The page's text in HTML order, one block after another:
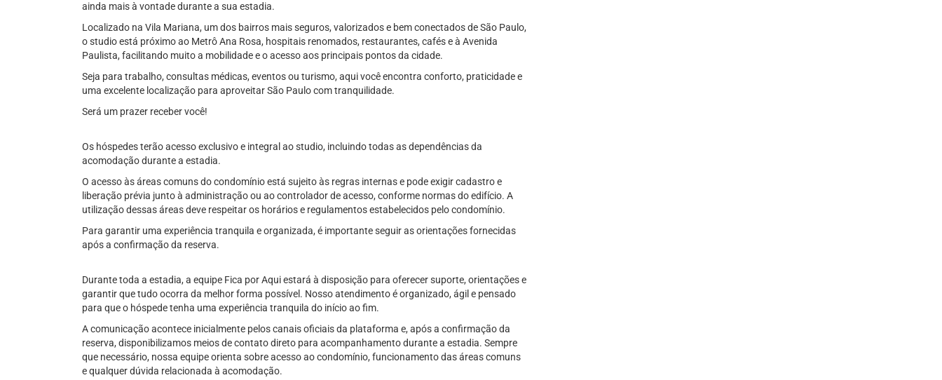
ainda mais à vontade durante a sua estadia.
Localizado na Vila Mariana, um dos bairros mais seguros, valorizados e bem conectados de São Paulo,
o studio está próximo ao Metrô Ana Rosa, hospitais renomados, restaurantes, cafés e à Avenida
Paulista, facilitando muito a mobilidade e o acesso aos principais pontos da cidade.
Seja para trabalho, consultas médicas, eventos ou turismo, aqui você encontra conforto, praticidade e
uma excelente localização para aproveitar São Paulo com tranquilidade.
Será um prazer receber você!
Os hóspedes terão acesso exclusivo e integral ao studio, incluindo todas as dependências da
acomodação durante a estadia.
O acesso às áreas comuns do condomínio está sujeito às regras internas e pode exigir cadastro e
liberação prévia junto à administração ou ao controlador de acesso, conforme normas do edifício. A
utilização dessas áreas deve respeitar os horários e regulamentos estabelecidos pelo condomínio.
Para garantir uma experiência tranquila e organizada, é importante seguir as orientações fornecidas
após a confirmação da reserva.
Durante toda a estadia, a equipe Fica por Aqui estará à disposição para oferecer suporte, orientações e
garantir que tudo ocorra da melhor forma possível. Nosso atendimento é organizado, ágil e pensado
para que o hóspede tenha uma experiência tranquila do início ao fim.
A comunicação acontece inicialmente pelos canais oficiais da plataforma e, após a confirmação da
reserva, disponibilizamos meios de contato direto para acompanhamento durante a estadia. Sempre
que necessário, nossa equipe orienta sobre acesso ao condomínio, funcionamento das áreas comuns
e qualquer dúvida relacionada à acomodação.